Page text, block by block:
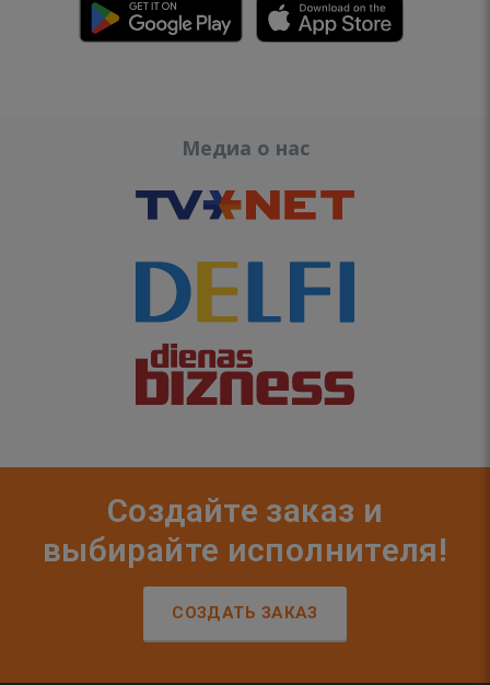
Медиа о нас
Создайте заказ и
выбирайте исполнителя!
СОЗДАТЬ ЗАКАЗ